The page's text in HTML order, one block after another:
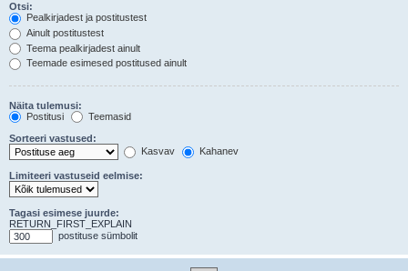
Otsi:
Pealkirjadest ja postitustest
Ainult postitustest
Teema pealkirjadest ainult
Teemade esimesed postitused ainult
Näita tulemusi:
Postitusi
Teemasid
Sorteeri vastused:
Kasvav
Kahanev
Limiteeri vastuseid eelmise:
Tagasi esimese juurde:
RETURN_FIRST_EXPLAIN
postituse sümbolit